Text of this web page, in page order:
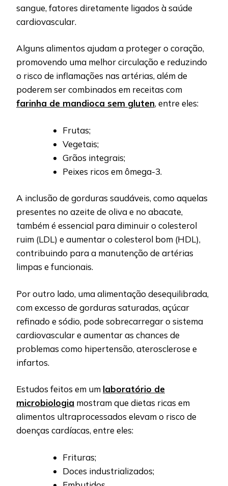
sangue, fatores diretamente ligados à saúde
cardiovascular.
Alguns alimentos ajudam a proteger o coração,
promovendo uma melhor circulação e reduzindo
o risco de inflamações nas artérias, além de
poderem ser combinados em receitas com
farinha de mandioca sem gluten, entre eles:
Frutas;
Vegetais;
Grãos integrais;
Peixes ricos em ômega-3.
A inclusão de gorduras saudáveis, como aquelas
presentes no azeite de oliva e no abacate,
também é essencial para diminuir o colesterol
ruim (LDL) e aumentar o colesterol bom (HDL),
contribuindo para a manutenção de artérias
limpas e funcionais.
Por outro lado, uma alimentação desequilibrada,
com excesso de gorduras saturadas, açúcar
refinado e sódio, pode sobrecarregar o sistema
cardiovascular e aumentar as chances de
problemas como hipertensão, aterosclerose e
infartos.
Estudos feitos em um laboratório de
microbiologia mostram que dietas ricas em
alimentos ultraprocessados elevam o risco de
doenças cardíacas, entre eles:
Frituras;
Doces industrializados;